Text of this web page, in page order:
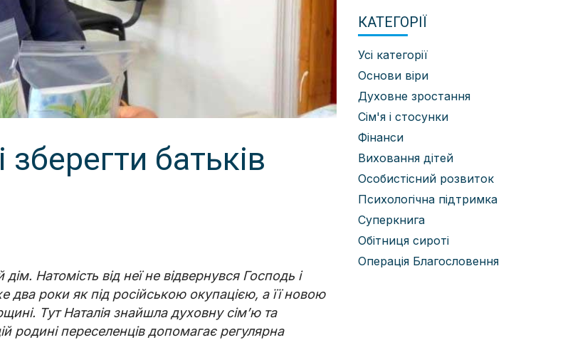
батьків
дім. Натомість від неї не відвернувся Господь і
два роки як під російською окупацією, а її новою
Тут Наталія знайшла духовну сімʼю та
родині переселенців допомагає регулярна
КАТЕГОРІЇ
Усі категорії
Основи віри
Духовне зростання
Сім'я і стосунки
Фінанси
Виховання дітей
Особистісний розвиток
Психологічна підтримка
Суперкнига
Обітниця сироті
Операція Благословення